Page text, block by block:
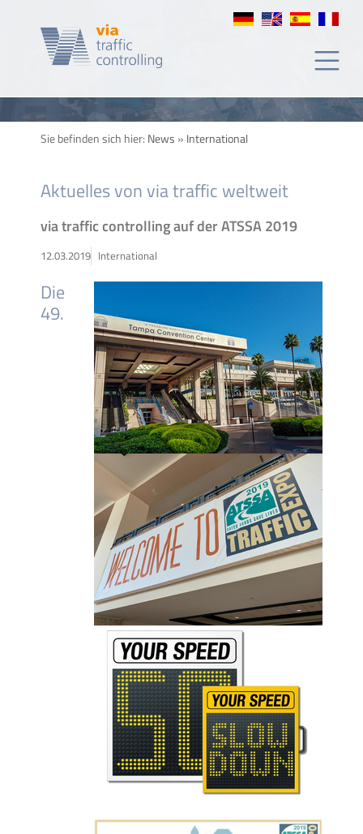
Sie befinden sich hier: News » International
Aktuelles von via traffic weltweit
via traffic controlling auf der ATSSA 2019
12.03.2019 International
Die
49.